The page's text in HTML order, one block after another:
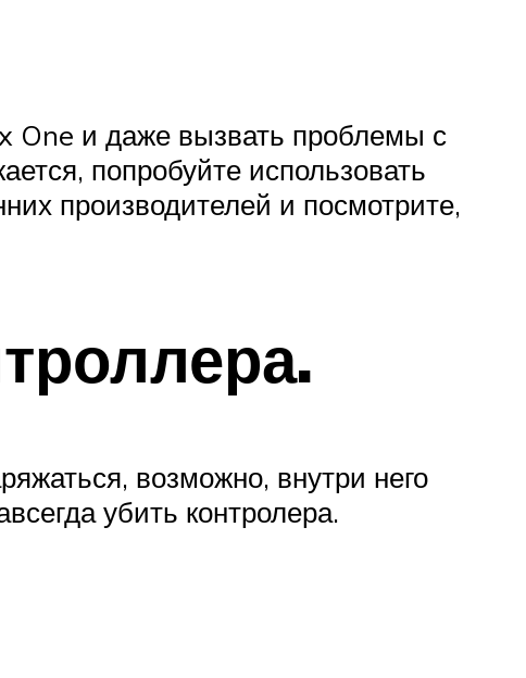
One и даже вызвать проблемы с
попробуйте использовать
производителей и посмотрите,
возможно, внутри него
убить контролера.